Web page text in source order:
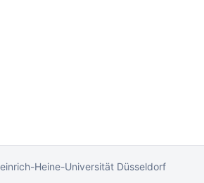
Heine-Universität Düsseldorf